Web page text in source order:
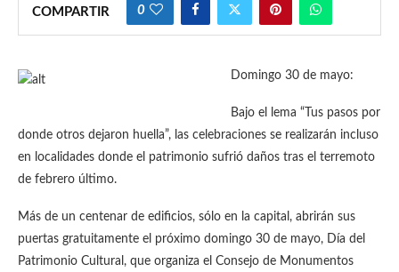
COMPARTIR 0
Domingo 30 de mayo:
Bajo el lema “Tus pasos por
donde otros dejaron huella”, las celebraciones se realizarán incluso
en localidades donde el patrimonio sufrió daños tras el terremoto
de febrero último.
Más de un centenar de edificios, sólo en la capital, abrirán sus
puertas gratuitamente el próximo domingo 30 de mayo, Día del
Patrimonio Cultural, que organiza el Consejo de Monumentos